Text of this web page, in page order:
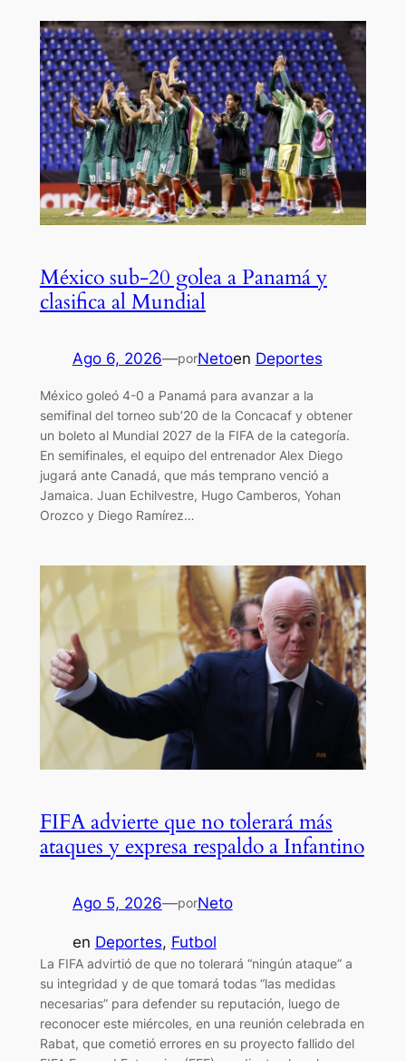
México sub-20 golea a Panamá y
clasifica al Mundial
Ago 6, 2026—porNetoen Deportes
México goleó 4-0 a Panamá para avanzar a la
semifinal del torneo sub’20 de la Concacaf y obtener
un boleto al Mundial 2027 de la FIFA de la categoría.
En semifinales, el equipo del entrenador Alex Diego
jugará ante Canadá, que más temprano venció a
Jamaica. Juan Echilvestre, Hugo Camberos, Yohan
Orozco y Diego Ramírez…
FIFA advierte que no tolerará más
ataques y expresa respaldo a Infantino
Ago 5, 2026—porNeto
en Deportes, Futbol
La FIFA advirtió de que no tolerará “ningún ataque” a
su integridad y de que tomará todas “las medidas
necesarias” para defender su reputación, luego de
reconocer este miércoles, en una reunión celebrada en
Rabat, que cometió errores en su proyecto fallido del